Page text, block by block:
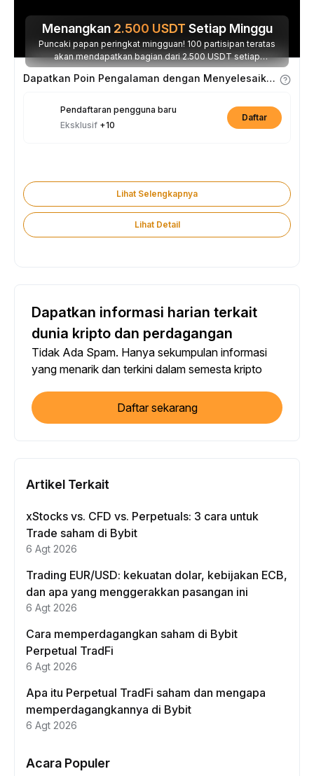
Menangkan 2.500 USDT Setiap Minggu
Puncaki papan peringkat mingguan! 100 partisipan teratas
akan mendapatkan bagian dari 2.500 USDT setiap
minggunya.
Dapatkan Poin Pengalaman dengan Menyelesaikan Tugas
Pendaftaran pengguna baru
Eksklusif +10
Daftar
Lihat Selengkapnya
Lihat Detail
Dapatkan informasi harian terkait
dunia kripto dan perdagangan
Tidak Ada Spam. Hanya sekumpulan informasi
yang menarik dan terkini dalam semesta kripto
Daftar sekarang
Artikel Terkait
xStocks vs. CFD vs. Perpetuals: 3 cara untuk
Trade saham di Bybit
6 Agt 2026
Trading EUR/USD: kekuatan dolar, kebijakan ECB,
dan apa yang menggerakkan pasangan ini
6 Agt 2026
Cara memperdagangkan saham di Bybit
Perpetual TradFi
6 Agt 2026
Apa itu Perpetual TradFi saham dan mengapa
memperdagangkannya di Bybit
6 Agt 2026
Acara Populer